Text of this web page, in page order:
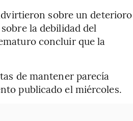
sobre un deterioro
la debilidad del
concluir que la
de mantener parecía
publicado el miércoles.